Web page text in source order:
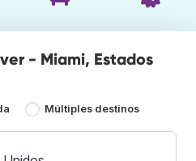
- Miami, Estados
Múltiples destinos